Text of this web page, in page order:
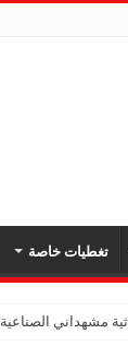
تغطيات خاصة
الصناعية 2026” بدمشق